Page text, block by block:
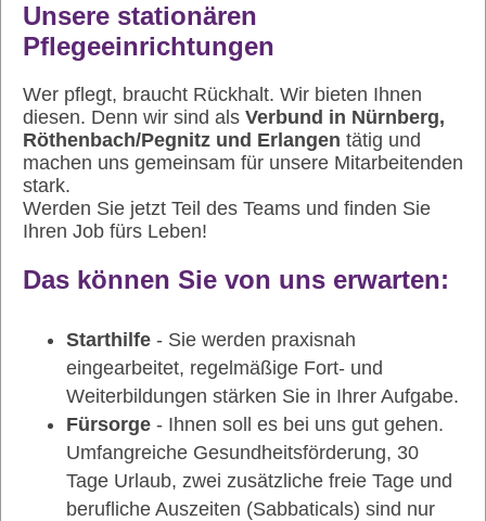
Unsere stationären
Pflegeeinrichtungen
Wer pflegt, braucht Rückhalt. Wir bieten Ihnen
diesen. Denn wir sind als Verbund in Nürnberg,
Röthenbach/Pegnitz und Erlangen tätig und
machen uns gemeinsam für unsere Mitarbeitenden
stark.
Werden Sie jetzt Teil des Teams und finden Sie
Ihren Job fürs Leben!
Das können Sie von uns erwarten:
Starthilfe - Sie werden praxisnah
eingearbeitet, regelmäßige Fort- und
Weiterbildungen stärken Sie in Ihrer Aufgabe.
Fürsorge - Ihnen soll es bei uns gut gehen.
Umfangreiche Gesundheitsförderung, 30
Tage Urlaub, zwei zusätzliche freie Tage und
berufliche Auszeiten (Sabbaticals) sind nur